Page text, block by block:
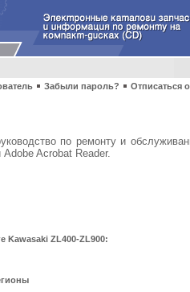
Забыли пароль? Отписаться
по ремонту и
Acrobat Reader.
Kawasaki ZL400-ZL900: